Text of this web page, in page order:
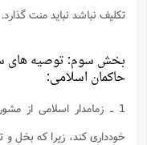
تکلیف نباشد نباید منت گذارد.
بخش سوم: توصیه هاى
حاکمان اسلامى:
1 ـ زمامدار اسلامى از
خوددارى کند، زیرا که